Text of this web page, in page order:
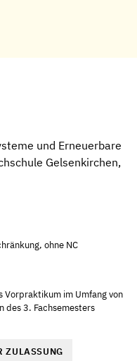
und Erneuerbare
Gelsenkirchen,
ohne NC
Vorpraktikum im Umfang von
des 3. Fachsemesters
ZULASSUNG